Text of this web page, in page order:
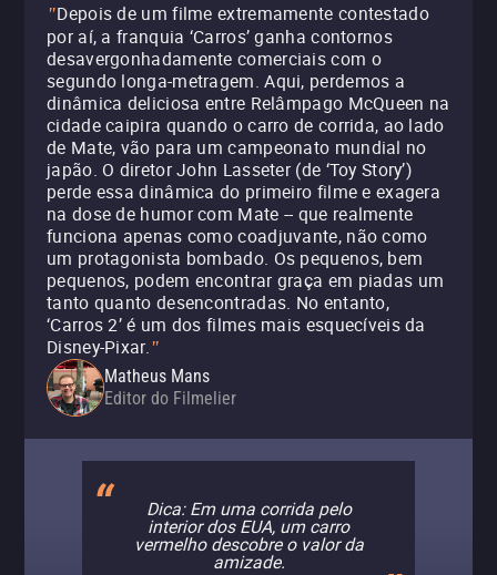
"Depois de um filme extremamente contestado
por aí, a franquia ‘Carros’ ganha contornos
desavergonhadamente comerciais com o
segundo longa-metragem. Aqui, perdemos a
dinâmica deliciosa entre Relâmpago McQueen na
cidade caipira quando o carro de corrida, ao lado
de Mate, vão para um campeonato mundial no
japão. O diretor John Lasseter (de ‘Toy Story’)
perde essa dinâmica do primeiro filme e exagera
na dose de humor com Mate -- que realmente
funciona apenas como coadjuvante, não como
um protagonista bombado. Os pequenos, bem
pequenos, podem encontrar graça em piadas um
tanto quanto desencontradas. No entanto,
‘Carros 2’ é um dos filmes mais esquecíveis da
Disney-Pixar."
Matheus Mans
Editor do Filmelier
Dica: Em uma corrida pelo
interior dos EUA, um carro
vermelho descobre o valor da
amizade.